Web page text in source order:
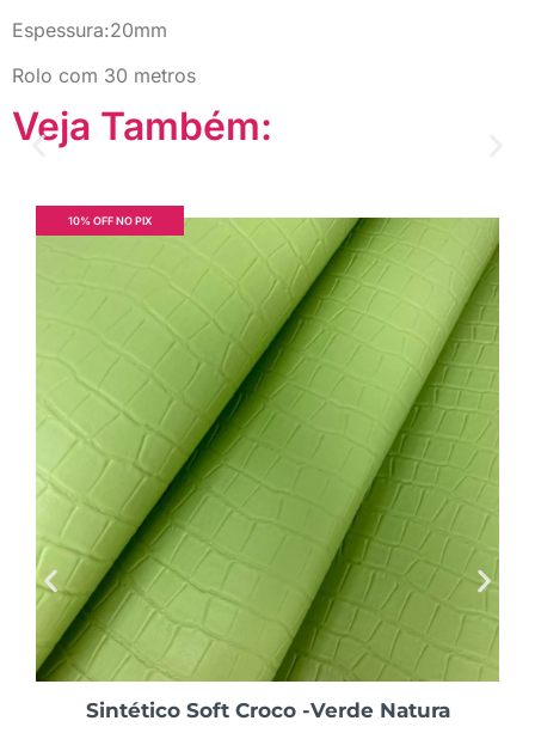
Espessura:20mm
Rolo com 30 metros
Veja Também:
10% OFF NO PIX
Sintético Soft Croco -Verde Natura